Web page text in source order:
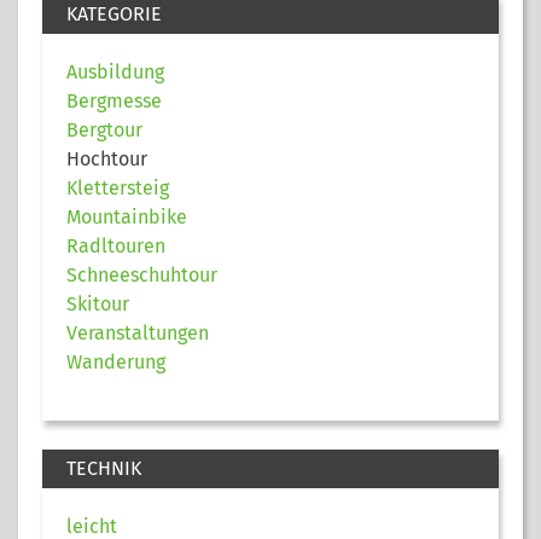
KATEGORIE
Ausbildung
Bergmesse
Bergtour
Hochtour
Klettersteig
Mountainbike
Radltouren
Schneeschuhtour
Skitour
Veranstaltungen
Wanderung
TECHNIK
leicht